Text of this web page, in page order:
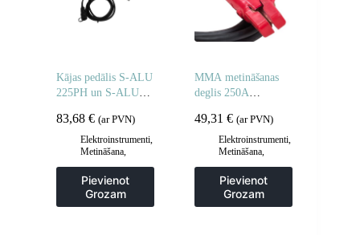
Kājas pedālis S-ALU
225PH un S-ALU
iekārtu vadībai
83,68 € (ar PVN)
Elektroinstrumenti
Metināšana
piederumi
Pievienot
Grozam
MMA metināšanas
deglis 250A
49,31€ (ar PVN)
Elektroinstrumenti
Metināšana
piederumi
Pievienot
Grozam